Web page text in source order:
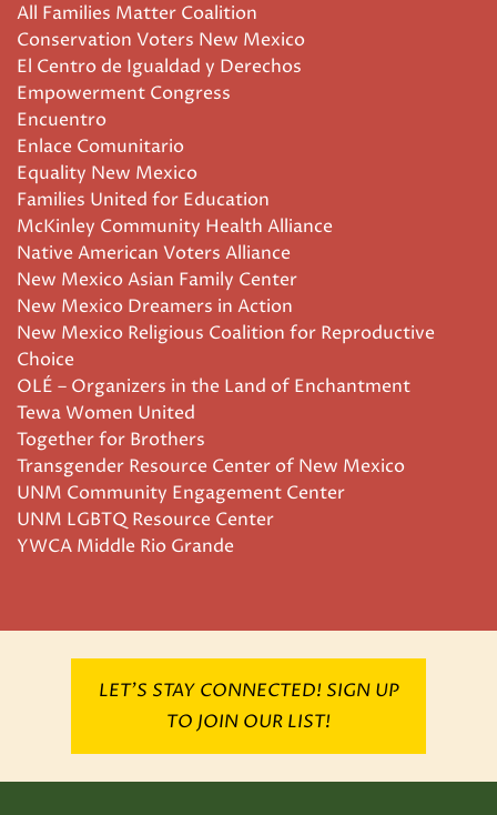
All Families Matter Coalition
Conservation Voters New Mexico
El Centro de Igualdad y Derechos
Empowerment Congress
Encuentro
Enlace Comunitario
Equality New Mexico
Families United for Education
McKinley Community Health Alliance
Native American Voters Alliance
New Mexico Asian Family Center
New Mexico Dreamers in Action
New Mexico Religious Coalition for Reproductive
Choice
OLÉ – Organizers in the Land of Enchantment
Tewa Women United
Together for Brothers
Transgender Resource Center of New Mexico
UNM Community Engagement Center
UNM LGBTQ Resource Center
YWCA Middle Rio Grande
LET’S STAY CONNECTED! SIGN UP
TO JOIN OUR LIST!